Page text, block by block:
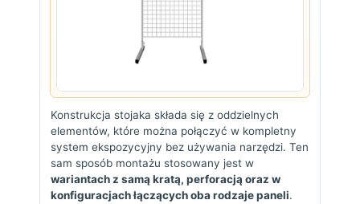
Konstrukcja stojaka składa się z oddzielnych
elementów, które można połączyć w kompletny
system ekspozycyjny bez używania narzędzi. Ten
sam sposób montażu stosowany jest w
wariantach z samą kratą, perforacją oraz w
konfiguracjach łączących oba rodzaje paneli.